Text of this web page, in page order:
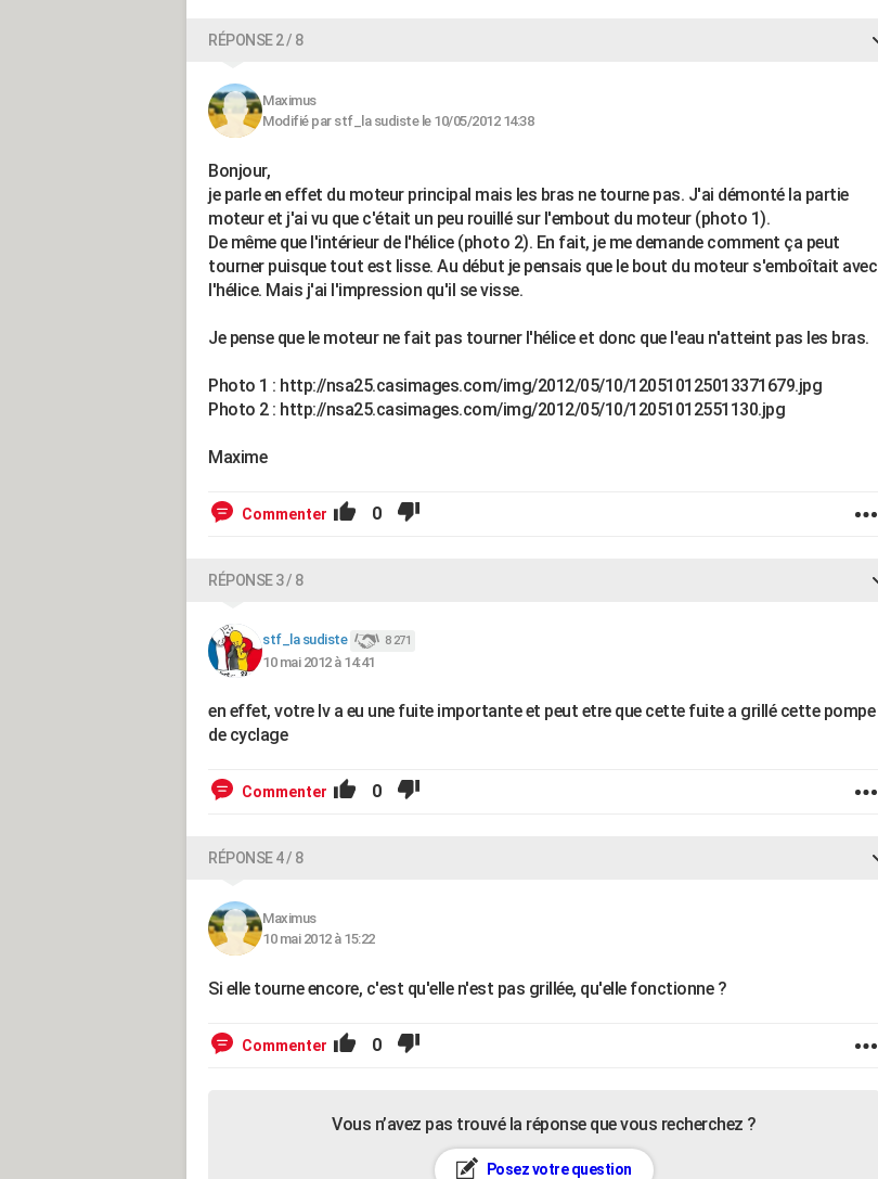
RÉPONSE 2 / 8
Maximus
Modifié par stf_la sudiste le 10/05/2012 14:38
Bonjour,
je parle en effet du moteur principal mais les bras ne tourne pas. J'ai démonté la partie
moteur et j'ai vu que c'était un peu rouillé sur l'embout du moteur (photo 1).
De même que l'intérieur de l'hélice (photo 2). En fait, je me demande comment ça peut
tourner puisque tout est lisse. Au début je pensais que le bout du moteur s'emboîtait avec
l'hélice. Mais j'ai l'impression qu'il se visse.
Je pense que le moteur ne fait pas tourner l'hélice et donc que l'eau n'atteint pas les bras.
Photo 1 : http://nsa25.casimages.com/img/2012/05/10/120510125013371679.jpg
Photo 2 : http://nsa25.casimages.com/img/2012/05/10/12051012551130.jpg
Maxime
Commenter 0
RÉPONSE 3 / 8
stf_la sudiste 8 271
10 mai 2012 à 14:41
en effet, votre lv a eu une fuite importante et peut etre que cette fuite a grillé cette pompe
de cyclage
Commenter 0
RÉPONSE 4 / 8
Maximus
10 mai 2012 à 15:22
Si elle tourne encore, c'est qu'elle n'est pas grillée, qu'elle fonctionne ?
Commenter 0
Vous n’avez pas trouvé la réponse que vous recherchez ?
Posez votre question